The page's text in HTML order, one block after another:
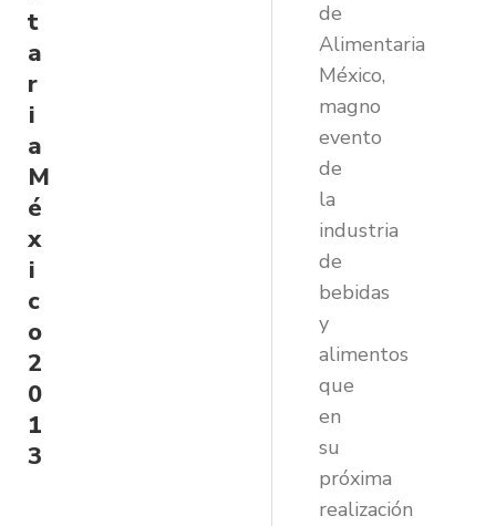
t
a
r
i
a
M
é
x
i
c
o
2
0
1
3
de
Alimentaria
México,
magno
evento
de
la
industria
de
bebidas
y
alimentos
que
en
su
próxima
realización